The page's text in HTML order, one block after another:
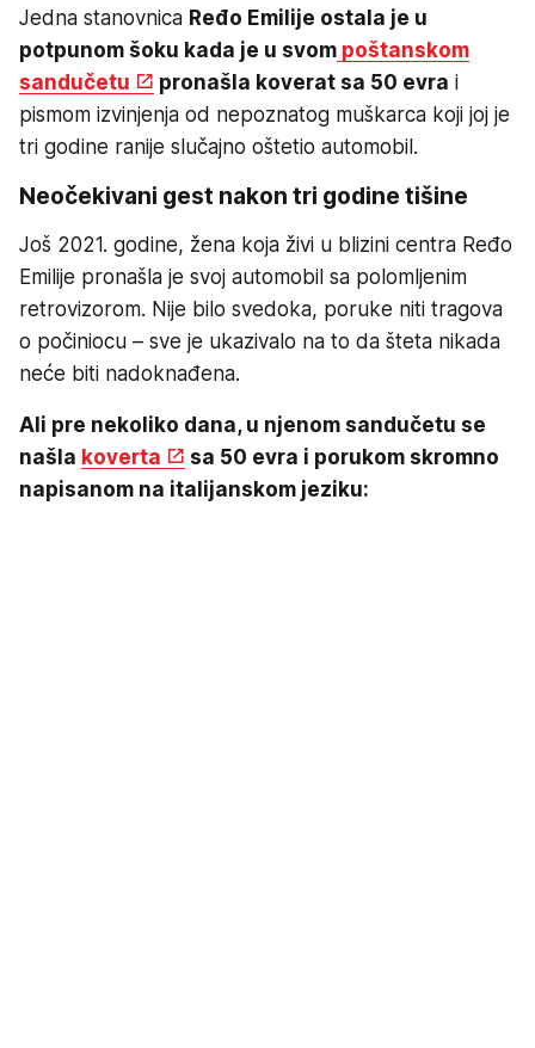
Jedna stanovnica Ređo Emilije ostala je u
potpunom šoku kada je u svom poštanskom
sandučetu
pronašla koverat sa 50 evra i
pismom izvinjenja od nepoznatog muškarca koji joj je
tri godine ranije slučajno oštetio automobil.
Neočekivani gest nakon tri godine tišine
Još 2021. godine, žena koja živi u blizini centra Ređo
Emilije pronašla je svoj automobil sa polomljenim
retrovizorom. Nije bilo svedoka, poruke niti tragova
o počiniocu – sve je ukazivalo na to da šteta nikada
neće biti nadoknađena.
Ali pre nekoliko dana, u njenom sandučetu se
našla koverta
sa 50 evra i porukom skromno
napisanom na italijanskom jeziku: